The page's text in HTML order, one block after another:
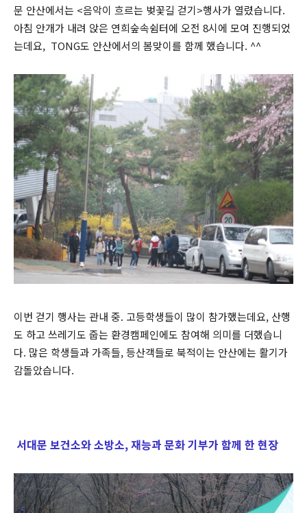
문 안산에서는 <음악이 흐르는 벚꽃길 걷기>행사가 열렸습니다.
아침 안개가 내려 앉은 연희숲속쉼터에 오전 8시에 모여 진행되었
는데요, TONG도 안산에서의 봄맞이를 함께 했습니다. ^^
이번 걷기 행사는 관내 중. 고등학생들이 많이 참가했는데요, 산행
도 하고 쓰레기도 줍는 환경캠페인에도 참여해 의미를 더했습니
다. 많은 학생들과 가족들, 등산객들로 북적이는 안산에는 활기가
감돌았습니다.
서대문 보건소와 소방소, 재능과 문화 기부가 함께 한 현장